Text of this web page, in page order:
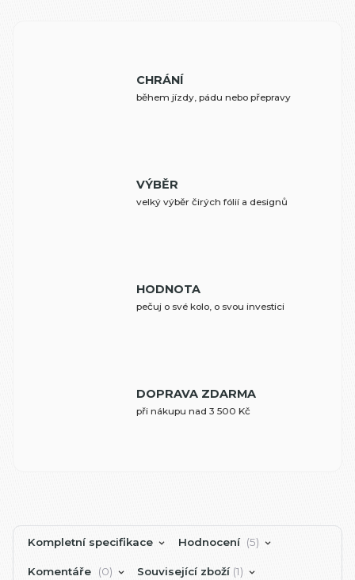
CHRÁNÍ
během jízdy, pádu nebo přepravy
VÝBĚR
velký výběr čirých fólií a designů
HODNOTA
pečuj o své kolo, o svou investici
DOPRAVA ZDARMA
při nákupu nad 3 500 Kč
Kompletní specifikace Hodnocení 5
Komentáře 0 Související zboží 1